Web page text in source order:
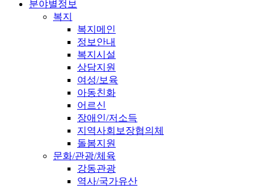
분야별정보
복지
복지메인
정보안내
복지시설
상담지원
여성/보육
아동친화
어르신
장애인/저소득
지역사회보장협의체
돌봄지원
문화/관광/체육
강동관광
역사/국가유산